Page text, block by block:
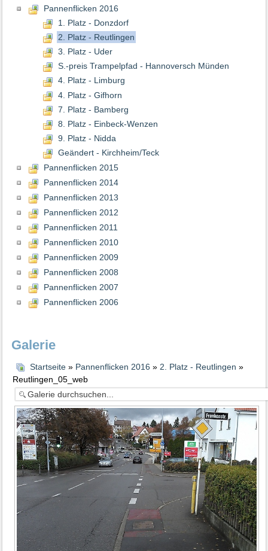
Pannenflicken 2016
1. Platz - Donzdorf
2. Platz - Reutlingen
3. Platz - Uder
S.-preis Trampelpfad - Hannoversch Münden
4. Platz - Limburg
4. Platz - Gifhorn
7. Platz - Bamberg
8. Platz - Einbeck-Wenzen
9. Platz - Nidda
Geändert - Kirchheim/Teck
Pannenflicken 2015
Pannenflicken 2014
Pannenflicken 2013
Pannenflicken 2012
Pannenflicken 2011
Pannenflicken 2010
Pannenflicken 2009
Pannenflicken 2008
Pannenflicken 2007
Pannenflicken 2006
Galerie
Startseite» Pannenflicken 2016 » 2. Platz - Reutlingen »
Reutlingen_05_web